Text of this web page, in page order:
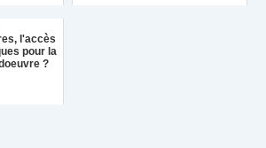
l'accès
pour la
?